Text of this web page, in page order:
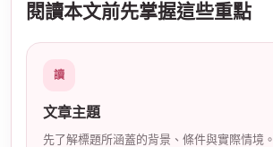
閱讀本文前先掌握這些重點
讀
文章主題
先了解標題所涵蓋的背景、條件與實際情境。